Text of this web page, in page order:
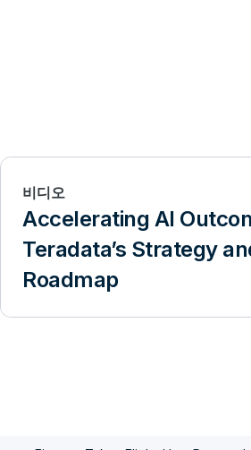
비디오
Accelerating AI
Teradata’s Strategy
Roadmap